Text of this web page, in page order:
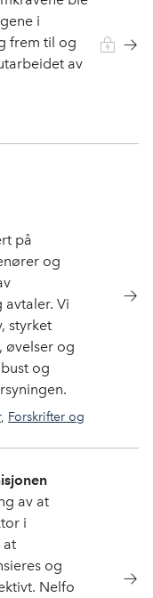
i
frem til og
av
på
og
Vi
styrket
øvelser og
og
, Forskrifter og
av at
i
at
og
Nelfo